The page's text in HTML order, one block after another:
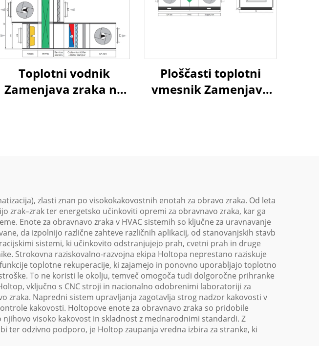
Toplotni vodnik
Zamenjava zraka na
Ploščasti toplotni
vmesnik Zamenjava
zlasti znan po visokokakovostnih enotah za obravo zraka. Od leta
zrak–zrak ter energetsko učinkoviti opremi za obravnavo zraka, kar ga
Enote za obravnavo zraka v HVAC sistemih so ključne za uravnavanje
da izpolnijo različne zahteve različnih aplikacij, od stanovanjskih stavb
sistemi, ki učinkovito odstranjujejo prah, cvetni prah in druge
Strokovna raziskovalno-razvojna ekipa Holtopa neprestano raziskuje
toplotne rekuperacije, ki zajamejo in ponovno uporabljajo toplotno
To ne koristi le okolju, temveč omogoča tudi dolgoročne prihranke
vključno s CNC stroji in nacionalno odobrenimi laboratoriji za
Napredni sistem upravljanja zagotavlja strog nadzor kakovosti v
kakovosti. Holtopove enote za obravnavo zraka so pridobile
njihovo visoko kakovost in skladnost z mednarodnimi standardi. Z
ter odzivno podporo, je Holtop zaupanja vredna izbira za stranke, ki